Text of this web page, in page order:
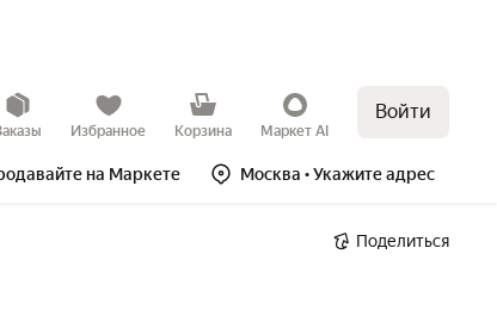
Избранное Корзина Маркет AI
Войти
на Маркете Москва • Укажите адрес
Поделиться